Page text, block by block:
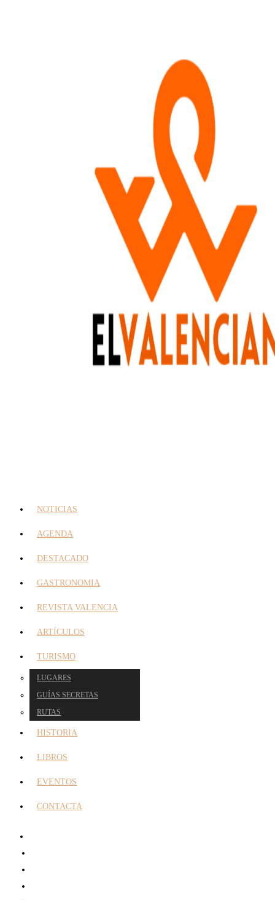
NOTICIAS
AGENDA
DESTACADO
GASTRONOMIA
REVISTA VALENCIA
ARTÍCULOS
TURISMO
LUGARES
GUÍAS SECRETAS
RUTAS
HISTORIA
LIBROS
EVENTOS
CONTACTA